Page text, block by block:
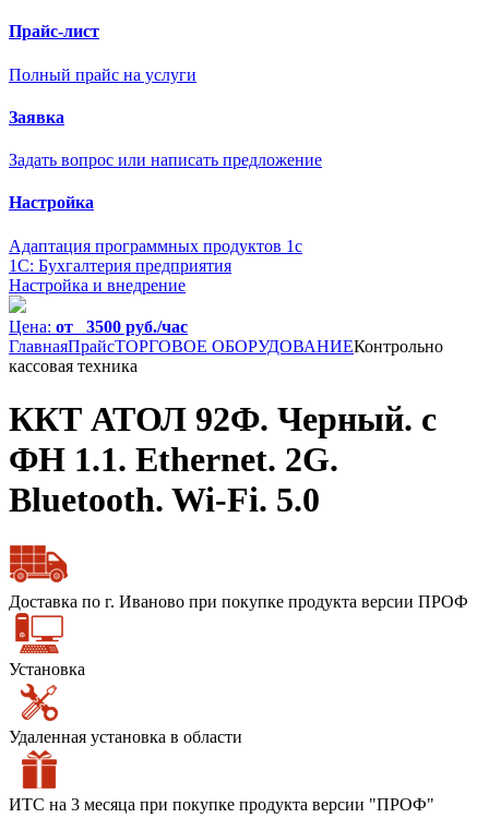
Прайс-лист
Полный прайс на услуги
Заявка
Задать вопрос или написать предложение
Настройка
Адаптация программных продуктов 1с
1С: Бухгалтерия предприятия
Настройка и внедрение
Цена: от 3500 руб./час
ГлавнаяПрайсТОРГОВОЕ ОБОРУДОВАНИЕКонтрольно
кассовая техника
ККТ АТОЛ 92Ф. Черный. c
ФН 1.1. Ethernet. 2G.
Bluetooth. Wi-Fi. 5.0
Доставка по г. Иваново при покупке продукта версии ПРОФ
Установка
Удаленная установка в области
ИТС на 3 месяца при покупке продукта версии "ПРОФ"